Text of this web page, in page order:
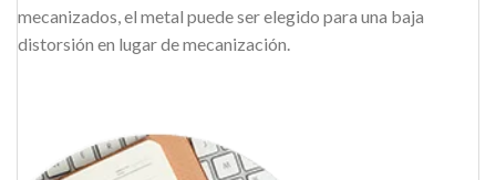
mecanizados, el metal puede ser elegido para una baja
distorsión en lugar de mecanización.